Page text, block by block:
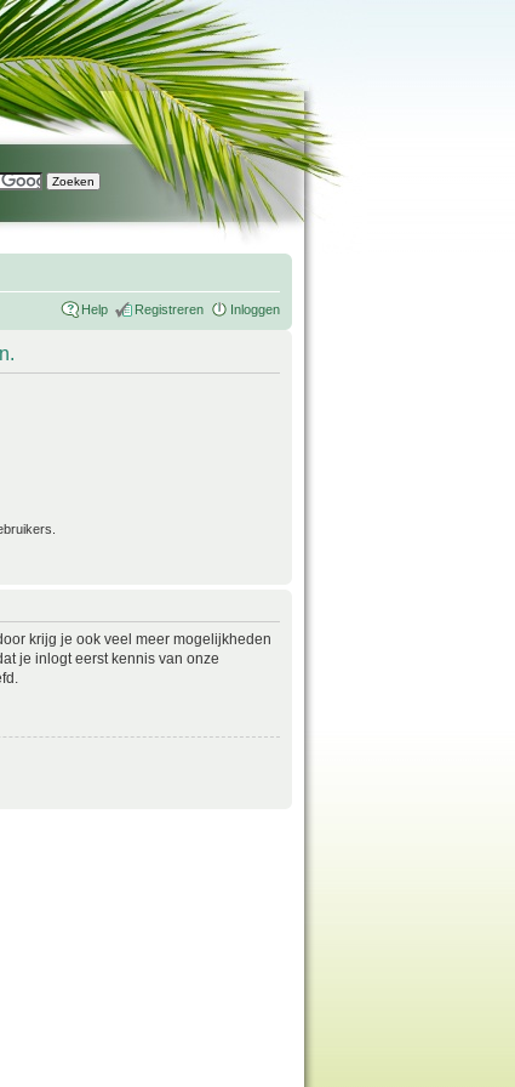
Help Registreren Inloggen
krijg je ook veel meer mogelijkheden
je inlogt eerst kennis van onze